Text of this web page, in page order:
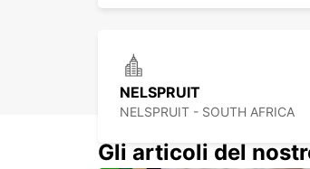
NELSPRUIT
NELSPRUIT - SOUTH AFRICA
Gli articoli del